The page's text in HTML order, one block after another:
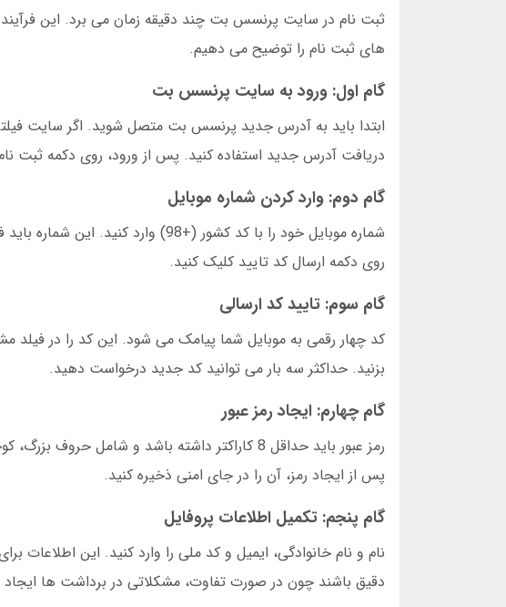
ثبت نام در سایت پرنسس بت چند دقیقه زمان می برد. این فرآیند
های ثبت نام را توضیح می دهیم.
گام اول: ورود به سایت پرنسس بت
ابتدا باید به آدرس جدید پرنسس بت متصل شوید. اگر سایت
دریافت آدرس جدید استفاده کنید. پس از ورود، روی دکمه ثبت
گام دوم: وارد کردن شماره موبایل
شماره موبایل خود را با کد کشور
روی دکمه ارسال کد تایید کلیک کنید.
گام سوم: تایید کد ارسالی
کد چهار رقمی به موبایل شما پیامک می شود. این کد را در فیلد
بزنید. حداکثر سه بار می توانید کد جدید درخواست دهید.
گام چهارم: ایجاد رمز عبور
رمز عبور باید حداقل 8 کاراکتر داشته باشد و
پس از ایجاد رمز، آن را در جای امنی ذخیره کنید.
گام پنجم: تکمیل اطلاعات پروفایل
نام و نام خانوادگی، ایمیل و کد ملی را وارد کنید. این
دقیق باشند چون در صورت تفاوت، مشکلاتی در برداشت ها